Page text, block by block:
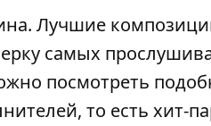
Лучшие
самых
посмотреть
то есть хит-